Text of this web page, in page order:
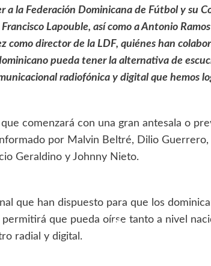
a la Federación Dominicana de Fútbol y su
Lapouble, así como a Antonio
como director de la LDF, quiénes han
pueda tener la alternativa de
radiofónica y digital que hemos
comenzará con una gran antesala o
por Malvin Beltré, Dilio Guerrero,
Geraldino y Johnny Nieto.
que han dispuesto para que los
que pueda oírse tanto a nivel
radial y digital.